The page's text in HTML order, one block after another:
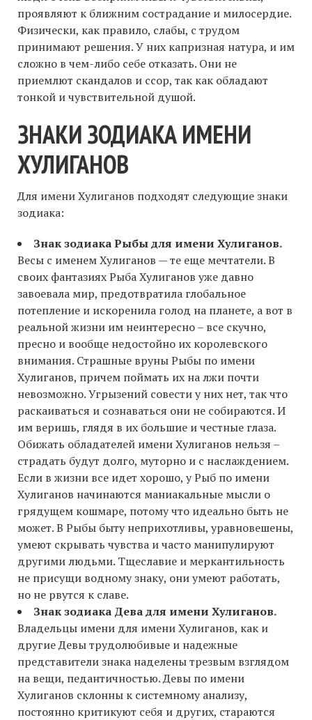
проявляют к ближним сострадание и милосердие.
Физически, как правило, слабы, с трудом
принимают решения. У них капризная натура, и им
сложно в чем-либо себе отказать. Они не
приемлют скандалов и ссор, так как обладают
тонкой и чувствительной душой.
ЗНАКИ ЗОДИАКА ИМЕНИ
ХУЛИГАНОВ
Для имени Хулиганов подходят следующие знаки
зодиака:
Знак зодиака Рыбы для имени Хулиганов.
Весы с именем Хулиганов — те еще мечтатели. В
своих фантазиях Рыба Хулиганов уже давно
завоевала мир, предотвратила глобальное
потепление и искоренила голод на планете, а вот в
реальной жизни им неинтересно – все скучно,
пресно и вообще недостойно их королевского
внимания. Страшные вруны Рыбы по имени
Хулиганов, причем поймать их на лжи почти
невозможно. Угрызений совести у них нет, так что
раскаиваться и сознаваться они не собираются. И
им веришь, глядя в их большие и честные глаза.
Обижать обладателей имени Хулиганов нельзя –
страдать будут долго, муторно и с наслаждением.
Если в жизни все идет хорошо, у Рыб по имени
Хулиганов начинаются маниакальные мысли о
грядущем кошмаре, потому что идеально быть не
может. В Рыбы быту неприхотливы, уравновешены,
умеют скрывать чувства и часто манипулируют
другими людьми. Тщеславие и меркантильность
не присущи водному знаку, они умеют работать,
но не рвутся к славе.
Знак зодиака Дева для имени Хулиганов.
Владельцы имени для имени Хулиганов, как и
другие Девы трудолюбивые и надежные
представители знака наделены трезвым взглядом
на вещи, педантичностью. Девы по имени
Хулиганов склонны к системному анализу,
постоянно критикуют себя и других, стараются